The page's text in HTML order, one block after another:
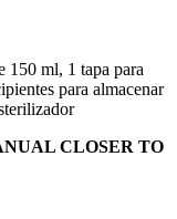
150 ml, 1 tapa para
para almacenar
CLOSER TO